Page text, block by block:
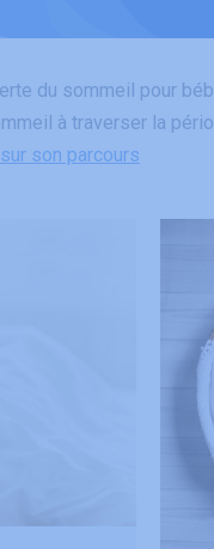
du sommeil pour
à traverser la
son parcours